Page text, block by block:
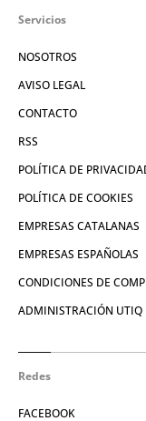
Servicios
NOSOTROS
AVISO LEGAL
CONTACTO
RSS
POLÍTICA DE
POLÍTICA DE COOKIES
EMPRESAS CATALANAS
EMPRESAS ESPAÑOLAS
CONDICIONES DE
ADMINISTRACIÓN UTIQ
Redes
FACEBOOK